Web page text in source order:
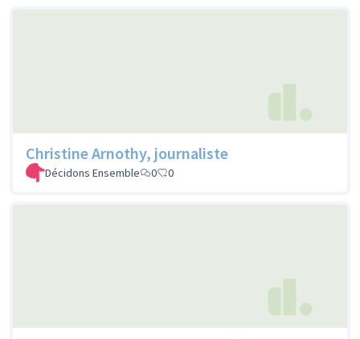
Christine Arnothy, journaliste
Décidons Ensemble 0 0